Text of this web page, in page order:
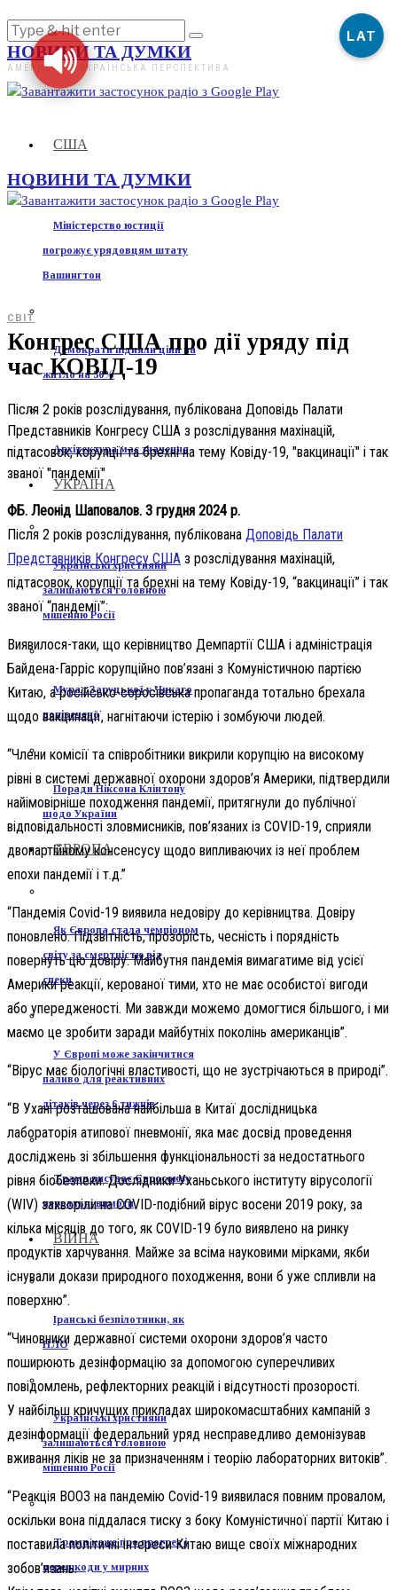
НОВИНИ ТА ДУМКИ
АМЕРИКАНО-УКРАЇНСЬКА ПЕРСПЕКТИВА
США
Міністерство юстиції
погрожує урядовцям штату
Вашингтон
Демократи підняли ціни на
житло на 30%
Архітектура має значення
УКРАЇНА
Українські християни
залишаються головною
мішенню Росії
Мурал Заруцької у Чикаго
понівечено
Поради Ніксона Клінтону
щодо України
ЄВРОПА
Як Європа стала чемпіоном
світу за смертністю від
спеки
У Європі може закінчитися
паливо для реактивних
літаків через 6 тижнів
Трамп висуває Євросоюзу
нереальні вимоги
ВІЙНА
Іранські безпілотники, як
НЛО
Українські християни
залишаються головною
мішенню Росії
Трамп каже про прогрес і
перешкоди у мирних
НОВИНИ ТА ДУМКИ
СВІТ
Конгрес США про дії уряду під
час КОВІД-19
Після 2 років розслідування, публікована Доповідь Палати
Представників Конгресу США з розслідування махінацій,
підтасовок, корупції та брехні на тему Ковіду-19, "вакцинації" і так
званої "пандемії"
ФБ. Леонід Шаповалов. 3 грудня 2024 р.
Після 2 років розслідування, публікована Доповідь Палати
Представників Конгресу США з розслідування махінацій,
підтасовок, корупції та брехні на тему Ковіду-19, “вакцинації” і так
званої “пандемії”:
Виявилося-таки, що керівництво Демпартії США і адміністрація
Байдена-Гарріс корупційно пов’язані з Комуністичною партією
Китаю, а російсько-соросівська пропаганда тотально брехала
щодо вакцинації, нагнітаючи істерію і зомбуючи людей.
“Члени комісії та співробітники викрили корупцію на високому
рівні в системі державної охорони здоров’я Америки, підтвердили
найімовірніше походження пандемії, притягнули до публічної
відповідальності зловмисників, пов’язаних із COVID-19, сприяли
двопартійному консенсусу щодо випливаючих із неї проблем
епохи пандемії і т.д.”
“Пандемія Covid-19 виявила недовіру до керівництва. Довіру
поновлено. Підзвітність, прозорість, чесність і порядність
повернуть цю довіру. Майбутня пандемія вимагатиме від усієї
Америки реакції, керованої тими, хто не має особистої вигоди
або упередженості. Ми завжди можемо домогтися більшого, і ми
маємо це зробити заради майбутніх поколінь американців”.
“Вірус має біологічні властивості, що не зустрічаються в природі”.
“В Ухані розташована найбільша в Китаї дослідницька
лабораторія атипової пневмонії, яка має досвід проведення
досліджень зі збільшення функціональності за недостатнього
рівня біобезпеки. Дослідники Уханьського інституту вірусології
(WIV) захворіли на COVID-подібний вірус восени 2019 року, за
кілька місяців до того, як COVID-19 було виявлено на ринку
продуктів харчування. Майже за всіма науковими мірками, якби
існували докази природного походження, вони б уже спливли на
поверхню”.
“Чиновники державної системи охорони здоров’я часто
поширюють дезінформацію за допомогою суперечливих
повідомлень, рефлекторних реакцій і відсутності прозорості.
У найбільш кричущих прикладах широкомасштабних кампаній з
дезінформації федеральний уряд несправедливо демонізував
вживання ліків не за призначенням і теорію лабораторних витоків”.
“Реакція ВООЗ на пандемію Covid-19 виявилася повним провалом,
оскільки вона піддалася тиску з боку Комуністичної партії Китаю і
поставила політичні інтереси Китаю вище своїх міжнародних
зобов’язань.
LAT